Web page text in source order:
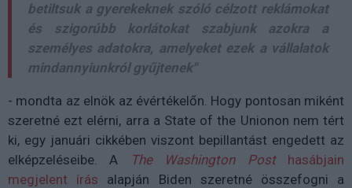
betiltsuk a gyerekeknek szóló célzott reklámokat
és szigorúbb korlátokat szabjunk azokra a
személyes adatokra, amelyeket ezek a vállalatok
mindannyiunkról gyűjtenek"
- mondta az elnök az évértékelőn. Hogy pontosan miként
szeretné ezt elérni, arra a State of the Unionon nem tért
ki, egy januári cikkében viszont bepillantást engedett az
elképzeléseibe. A
The Washington Posthasábjain
megjelent írás alapján Biden szeretné összefogni a